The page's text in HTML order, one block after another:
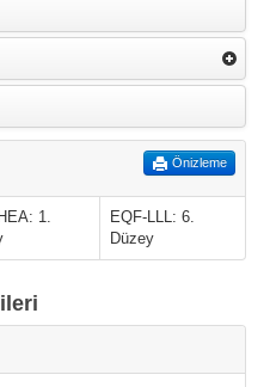
Önizleme
1.
EQF-LLL: 6.
Düzey